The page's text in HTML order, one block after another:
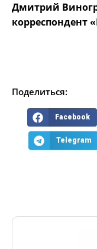
Дмитрий
корреспондент
Поделиться:
Facebook
Telegram